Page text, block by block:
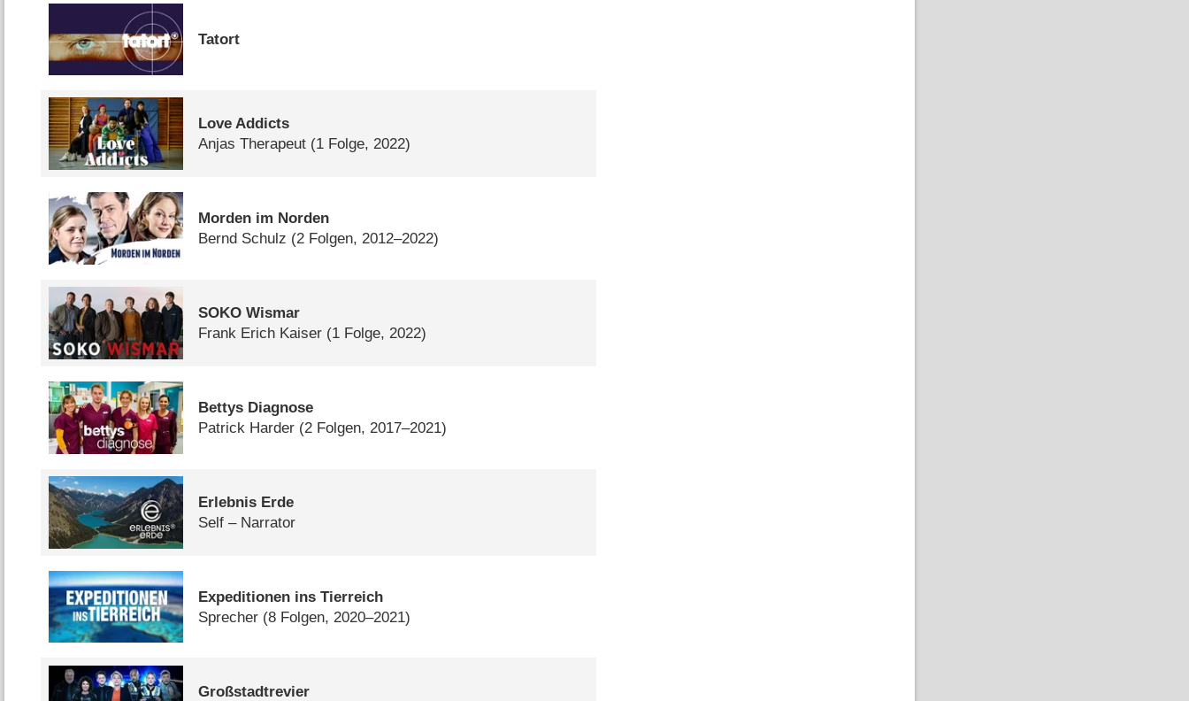
Tatort
Love Addicts
Anjas Therapeut (1 Folge, 2022)
Morden im Norden
Bernd Schulz (2 Folgen, 2012–2022)
SOKO Wismar
Frank Erich Kaiser (1 Folge, 2022)
Bettys Diagnose
Patrick Harder (2 Folgen, 2017–2021)
Erlebnis Erde
Self – Narrator
Expeditionen ins Tierreich
Sprecher (8 Folgen, 2020–2021)
Großstadtrevier